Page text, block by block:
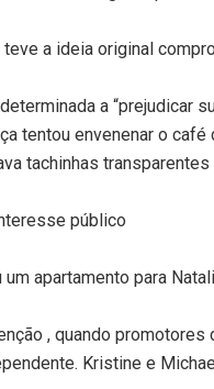
a ideia original
a “prejudicar
tentou envenenar o
tachinhas
público
apartamento para
, quando promotores
Kristine e